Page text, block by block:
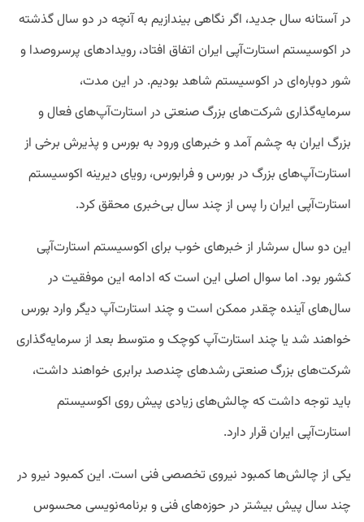
در آستانه سال جدید، اگر نگاهی بیندازیم به آنچه در دو سال گذشته
در اکوسیستم استارت‌آپی ایران اتفاق افتاد، رویدادهای پرسروصدا و
شور دوباره‌ای در اکوسیستم شاهد بودیم. در این مدت،
سرمایه‌گذاری شرکت‌های بزرگ صنعتی در استارت‌آپ‌های فعال و
بزرگ ایران به چشم آمد و خبرهای ورود به بورس و پذیرش برخی از
استارت‌آپ‌های بزرگ در بورس و فرابورس، رویای دیرینه اکوسیستم
استارت‌آپی ایران را پس از چند سال بی‌خبری محقق کرد.
این دو سال سرشار از خبرهای خوب برای اکوسیستم استارت‌آپی
کشور بود. اما سوال اصلی این است که ادامه این موفقیت در
سال‌های آینده چقدر ممکن است و چند استارت‌آپ دیگر وارد بورس
خواهند شد یا چند استارت‌آپ کوچک و متوسط بعد از سرمایه‌گذاری
شرکت‌های بزرگ صنعتی رشدهای چندصد برابری خواهند داشت،
باید توجه داشت که چالش‌های زیادی پیش روی اکوسیستم
استارت‌آپی ایران قرار دارد.
یکی از چالش‌ها کمبود نیروی تخصصی فنی است. این کمبود نیرو در
چند سال پیش بیشتر در حوزه‌های فنی و برنامه‌نویسی محسوس